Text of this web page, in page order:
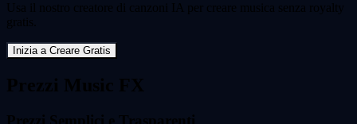
Usa il nostro creatore di canzoni IA per creare musica senza royalty
gratis.
Inizia a Creare Gratis
Prezzi Music FX
Prezzi Semplici e Trasparenti